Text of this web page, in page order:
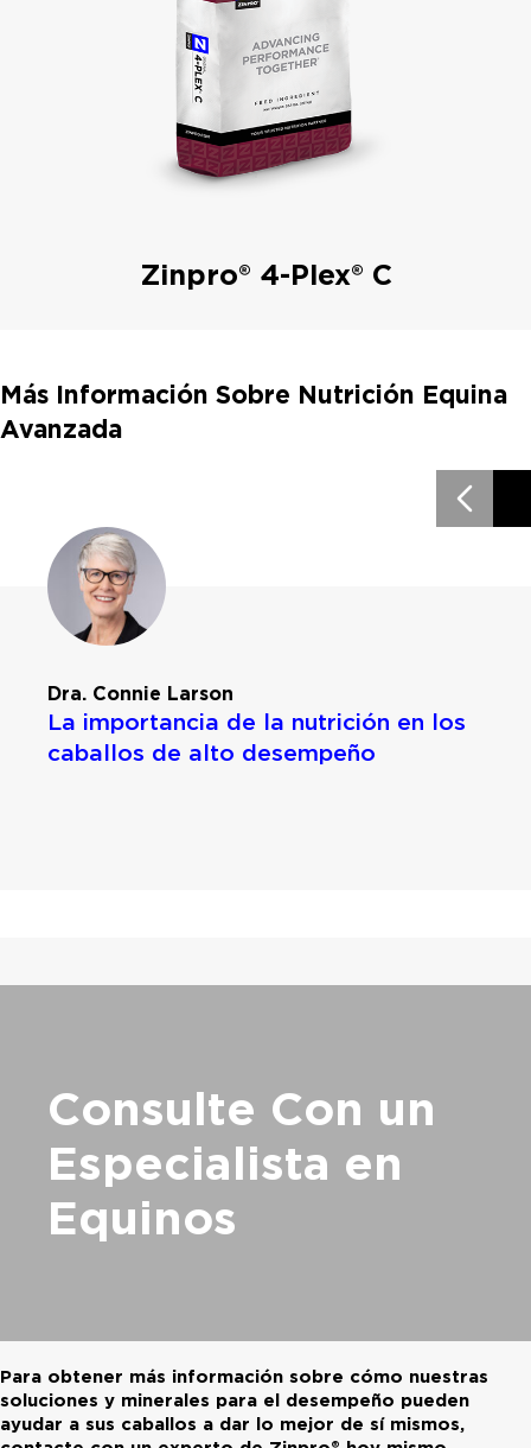
Zinpro® 4-Plex® C
Más Información Sobre Nutrición Equina
Avanzada
Dra. Connie Larson
La importancia de la nutrición en los
caballos de alto desempeño
Consulte Con un
Especialista en
Equinos
Para obtener más información sobre cómo nuestras
soluciones y minerales para el desempeño pueden
ayudar a sus caballos a dar lo mejor de sí mismos,